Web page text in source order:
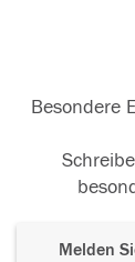
Besondere
Melden